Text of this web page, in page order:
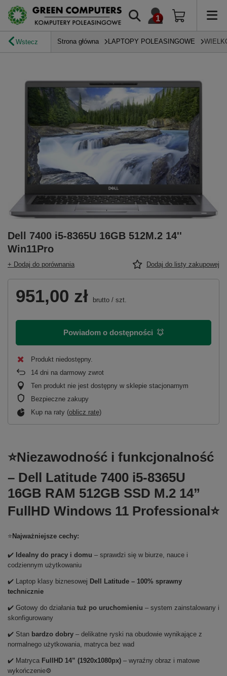
Wstecz Strona główna LAPTOPY POLEASINGOWE
Dell 7400 i5-8365U 16GB 512M.2 14''
Win11Pro
+ Dodaj do porównania Dodaj do listy zakupowej
951,00 zł brutto / szt.
Powiadom o dostępności
Produkt niedostępny
14 dni na darmowy zwrot
Ten produkt nie jest dostępny w sklepie stacjonarnym
Bezpieczne zakupy
Kup na raty (oblicz ratę)
⭐Niezawodność i funkcjonalność
– Dell Latitude 7400 i5-8365U
16GB RAM 512GB SSD M.2 14”
FullHD Windows 11 Professional⭐
⭐ Najważniejsze cechy:
✔️ Idealny do pracy i domu – sprawdzi się w biurze, nauce i
codziennym użytkowaniu
✔️ Laptop klasy biznesowej Dell Latitude – 100% sprawny
technicznie
✔️ Gotowy do działania tuż po uruchomieniu – system zainstalowany i
skonfigurowany
✔️ Stan bardzo dobry – delikatne ryski na obudowie wynikające z
normalnego użytkowania, matryca bez wad
✔️ Matryca FullHD 14” (1920x1080px) – wyraźny obraz i matowe
wykończenie⚙️